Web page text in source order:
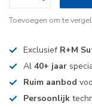
Toevoegen om te
Exclusief R+M
Al 40+ jaar
Ruim aanbod
Persoonlijk